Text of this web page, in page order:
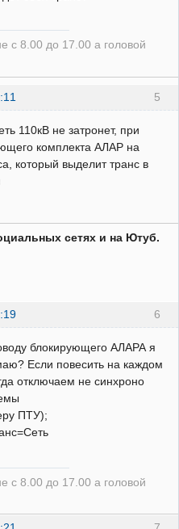
с 8.00 до 17.00 а головой
5
110кВ не затронет, при
комплекта АЛАР на
который выделит транс в
сетях и на Ютуб.
6
блокирующего АЛАРА я
Если повесить на каждом
отключаем не синхроно
ПТУ);
с 8.00 до 17.00 а головой